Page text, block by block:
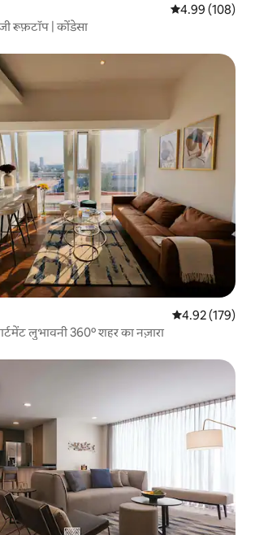
औसत रेटिंग 5 में से
4.99 (108)
रूफ़टॉप | कोंडेसा
औसत रेटिंग 5 में से
4.92 (179)
लुभावनी 360º शहर का नज़ारा